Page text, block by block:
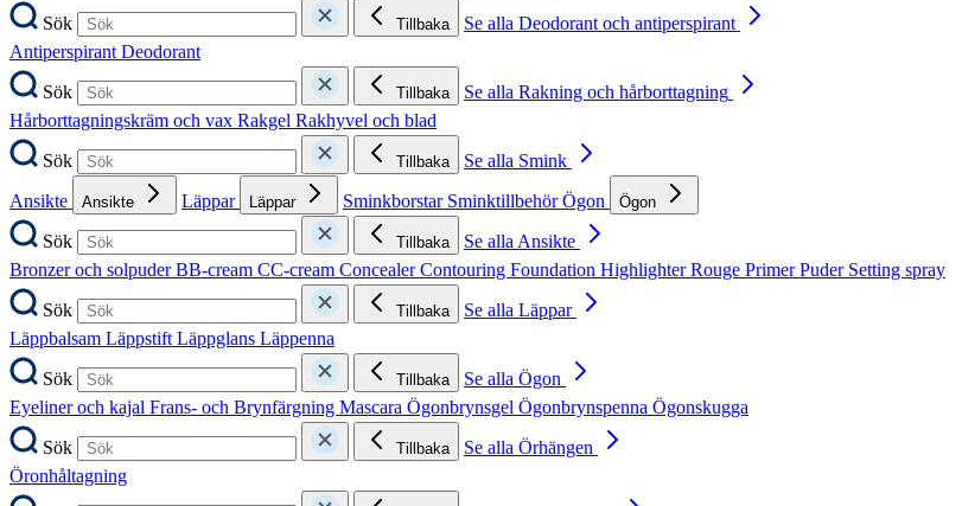
Sök
Tillbaka
Se alla Deodorant och antiperspirant
Antiperspirant Deodorant
Sök
Tillbaka
Se alla Rakning och hårborttagning
Hårborttagningskräm och vax Rakgel Rakhyvel och blad
Sök
Tillbaka
Se alla Smink
Ansikte
Ansikte Läppar Läppar Sminkborstar SminktillbehörÖgon Ögon
Sök Tillbaka
Se alla Ansikte
Bronzer och solpuderBB-cream CC-cream ConcealerContouring Foundation HighlighterRouge PrimerPuder Setting spray
Sök
Tillbaka
Se alla Läppar
Läppbalsam Läppstift Läppglans Läppenna
Sök
Tillbaka
Se alla Ögon
Eyeliner och kajal Frans- och Brynfärgning Mascara Ögonbrynsgel Ögonbrynspenna Ögonskugga
Sök
Tillbaka
Se alla Örhängen
Öronhåltagning